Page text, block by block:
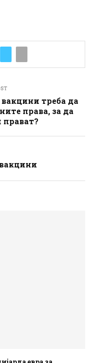
треба да
права, за да
прават?
вакцини